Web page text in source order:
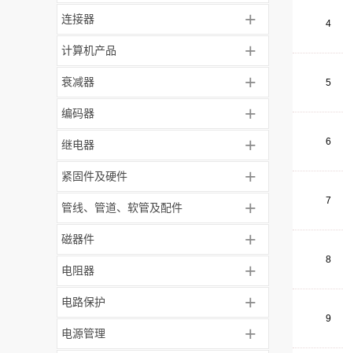
连接器 +
计算机产品 +
衰减器 +
编码器 +
继电器 +
紧固件及硬件 +
管线、管道、软管及配件 +
磁器件 +
电阻器 +
电路保护 +
电源管理 +
4
5
6
7
8
9